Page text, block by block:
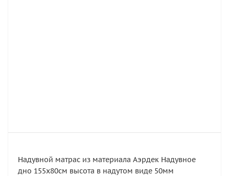
Надувной матрас из материала Аэрдек Надувное
дно 155х80см высота в надутом виде 50мм